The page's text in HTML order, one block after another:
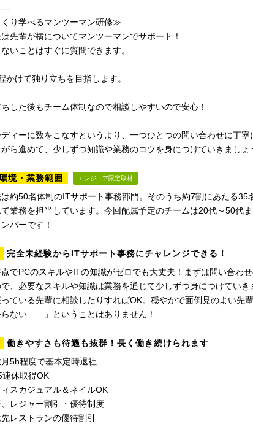
り学べるマンツーマン研修≫
は先輩が横についてマンツーマンでサポート！
いことはすぐに質問できます。
かけて独り立ちを目指します。
した後もチーム体制なので相談しやすいので安心！
ディーに数をこなすというより、一つひとつの問い合わせに丁
ら進めて、少しずつ知識や業務のコツを身につけていきましょ
境・業務範囲 エンジニア限定取材
約50名体制のITサポート事務部門。そのうち約7割にあたる35
業務を担当しています。今回配属予定のチームは20代～50代
バーです！
完全未経験からITサポート事務にチャレンジできる！
点でPCのスキルやITの知識がゼロでも大丈夫！まずは問い合わ
、必要なスキルや知識は業務を通じて少しずつ身につけていき
っている先輩に相談したりすればOK。穏やかで面倒見のよい先
ない……」ということはありません！
働きやすさも待遇も抜群！長く働き続けられます
5h程度で基本定時退社
休取得OK
スカジュアル＆ネイルOK
レジャー割引・優待制度
レストランの優待割引